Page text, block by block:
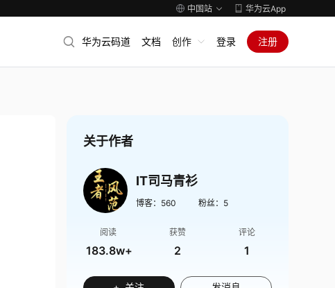
中国站 华为云App
华为云码道 文档 创作 登录 注册
关于作者
IT司马青衫
博客： 560 粉丝： 5
阅读
183.8w+
获赞
2
评论
1